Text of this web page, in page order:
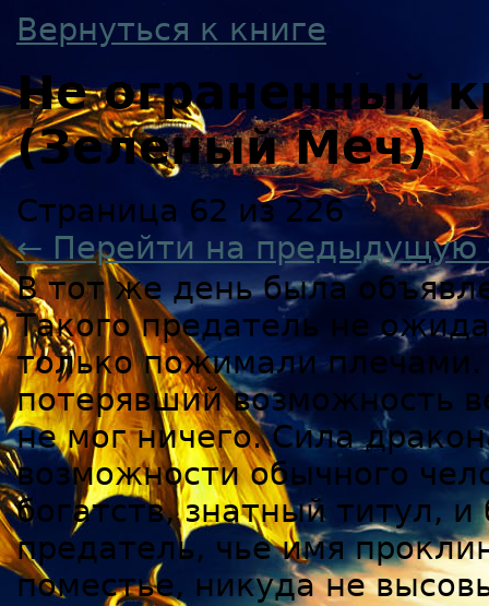
Вернуться к книге
Не ограненный
(Зеленый Меч)
Страница 62 из 226
← Перейти на предыдущую
В тот же день была
Такого предатель не
только пожимали
потерявший возможность
не мог ничего. Сила
возможности обычного
богатств, знатный титул,
предатель, чье имя
поместье, никуда не